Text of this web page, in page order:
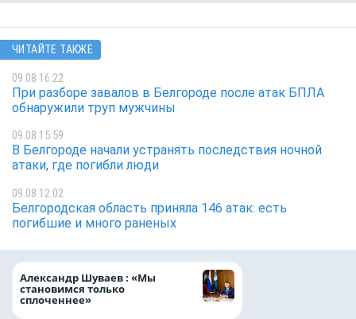
ЧИТАЙТЕ ТАКЖЕ
09.08 16:22
При разборе завалов в Белгороде после атак БПЛА
обнаружили труп мужчины
09.08 15:59
В Белгороде начали устранять последствия ночной
атаки, где погибли люди
09.08 12:02
Белгородская область приняла 146 атак: есть
погибшие и много раненых
Александр Шуваев : «Мы
становимся только
сплоченнее»